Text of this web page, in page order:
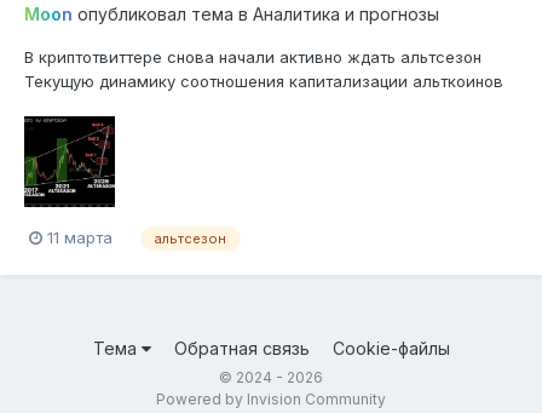
Moon опубликовал тема в Аналитика и прогнозы
В криптотвиттере снова начали активно ждать альтсезон
Текущую динамику соотношения капитализации альткоинов
годов. Твиттерские криптооптимисты говорят, что структура
графика почти такая же, а значит, скоро может начаться тот
сам...
11 марта альтсезон
Тема Обратная связь Cookie-файлы
© 2024 - 2026
Powered by Invision Community